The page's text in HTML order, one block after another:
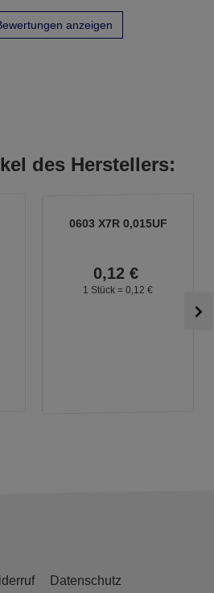
anzeigen
des Herstellers:
0603 X7R 0,015UF
0,12 €
1 Stück = 0, 12 €
Datenschutz